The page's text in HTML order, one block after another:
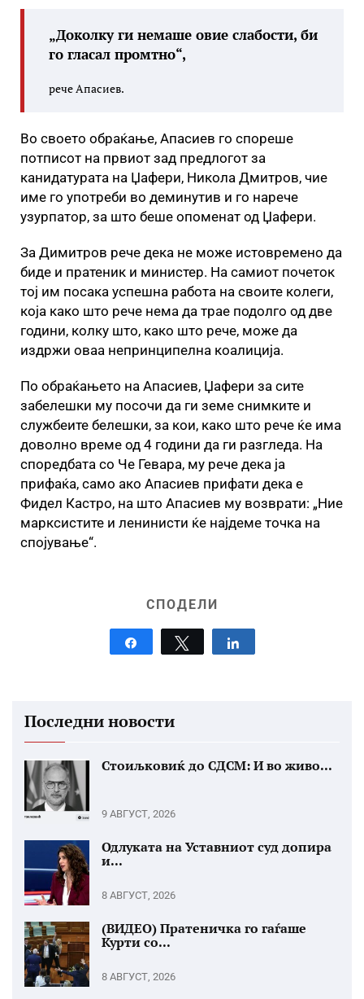
„Доколку ги немаше овие слабости, би
го гласал промтно“,
рече Апасиев.
Во своето обраќање, Апасиев го спореше
потписот на првиот зад предлогот за
канидатурата на Џафери, Никола Дмитров, чие
име го употреби во деминутив и го нарече
узурпатор, за што беше опоменат од Џафери.
За Димитров рече дека не може истовремено да
биде и пратеник и министер. На самиот почеток
тој им посака успешна работа на своите колеги,
која како што рече нема да трае подолго од две
години, колку што, како што рече, може да
издржи оваа непринципелна коалиција.
По обраќањето на Апасиев, Џафери за сите
забелешки му посочи да ги земе снимките и
службеите белешки, за кои, како што рече ќе има
доволно време од 4 години да ги разгледа. На
споредбата со Че Гевара, му рече дека ја
прифаќа, само ако Апасиев прифати дека е
Фидел Кастро, на што Апасиев му возврати: „Ние
марксистите и ленинисти ќе најдеме точка на
спојување“.
СПОДЕЛИ
Share Tweet
Последни новости
Стоиљковиќ до СДСМ: И во живо...
9 АВГУСТ, 2026
Одлуката на Уставниот суд допира
и...
8 АВГУСТ, 2026
(ВИДЕО) Пратеничка го гаѓаше
Курти со...
8 АВГУСТ, 2026